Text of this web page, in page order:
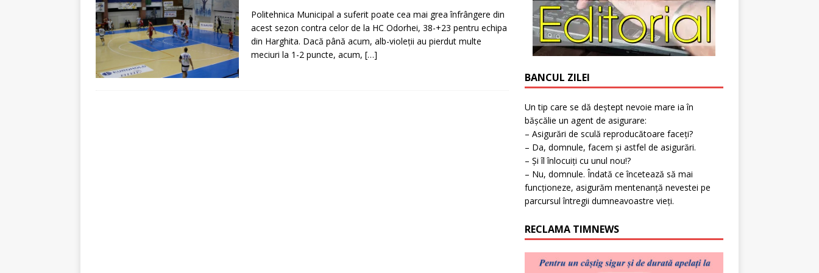
[ 5 august 2026 ]
Politehnica Municipal a suferit poate cea mai grea înfrângere din
acest sezon contra celor de la HC Odorhei, 38-+23 pentru echipa
din Harghita. Dacă până acum, alb-violeţii au pierdut multe
meciuri la 1-2 puncte, acum, […]
BANCUL ZILEI
Un tip care se dă deștept nevoie mare ia în
bășcălie un agent de asigurare:
– Asigurări de sculă reproducătoare faceți?
– Da, domnule, facem și astfel de asigurări.
– Și îl înlocuiți cu unul nou!?
– Nu, domnule. Îndată ce încetează să mai
funcționeze, asigurăm mentenanță nevestei pe
parcursul întregii dumneavoastre vieți.
RECLAMA TIMNEWS